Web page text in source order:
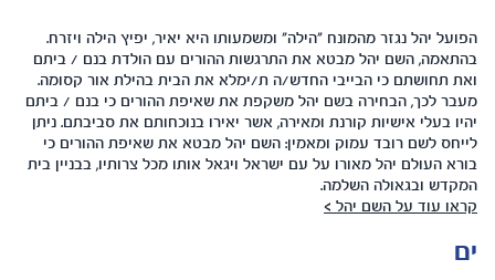
הפועל יהל נגזר מהמונח "הילה" ומשמעותו היא יאיר, יפיץ הילה ויזרח.
בהתאמה, השם יהל מבטא את התרגשות ההורים עם הולדת בנם / ביתם
ואת תחושתם כי הבייבי החדש/ה ת/ימלא את הבית בהילת אור קסומה.
מעבר לכך, הבחירה בשם יהל משקפת את שאיפת ההורים כי בנם / ביתם
יהיו בעלי אישיות קורנת ומאירה, אשר יאירו בנוכחותם את סביבתם. ניתן
לייחס לשם רובד עמוק ומאמין: השם יהל מבטא את שאיפת ההורים כי
בורא העולם יהל מאורו על עם ישראל ויגאל אותו מכל צרותיו, בבניין בית
המקדש ובגאולה השלמה.
קראו עוד על השם יהל >
ים